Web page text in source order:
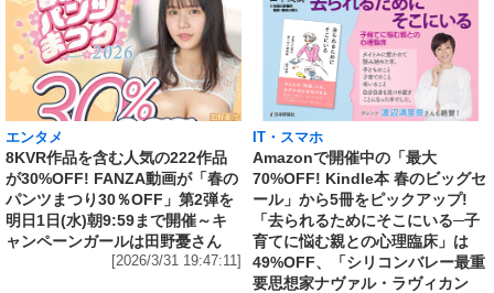
エンタメ
8KVR作品を含む人気の222作品
が30%OFF! FANZA動画が「春の
パンツまつり30％OFF」第2弾を
明日1日(水)朝9:59まで開催～キ
ャンペーンガールは田野憂さん
[2026/3/31 19:47:11]
IT・スマホ
Amazonで開催中の「最大
70%OFF! Kindle本 春のビッグセ
ール」から5冊をピックアップ!
「去られるためにそこにいる─子
育てに悩む親との心理臨床」は
49%OFF、「シリコンバレー最重
要思想家ナヴァル・ラヴィカン